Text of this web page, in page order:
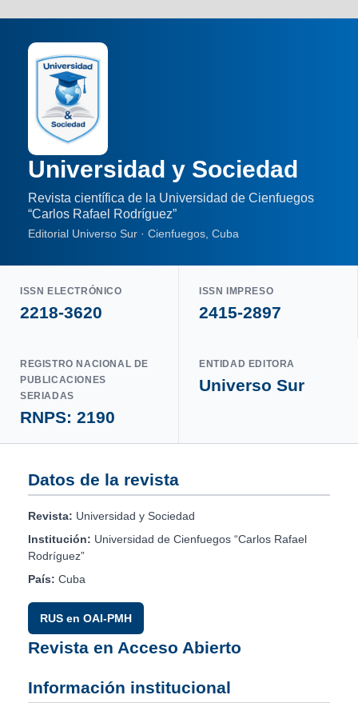
Universidad y Sociedad
Revista científica de la Universidad de Cienfuegos
“Carlos Rafael Rodríguez”
Editorial Universo Sur · Cienfuegos, Cuba
ISSN ELECTRÓNICO
2218-3620
ISSN IMPRESO
2415-2897
REGISTRO NACIONAL DE
PUBLICACIONES
SERIADAS
RNPS: 2190
ENTIDAD EDITORA
Universo Sur
Datos de la revista
Revista: Universidad y Sociedad
Institución: Universidad de Cienfuegos “Carlos Rafael
Rodríguez”
País: Cuba
RUS en OAI-PMH
Revista en Acceso Abierto
Información institucional